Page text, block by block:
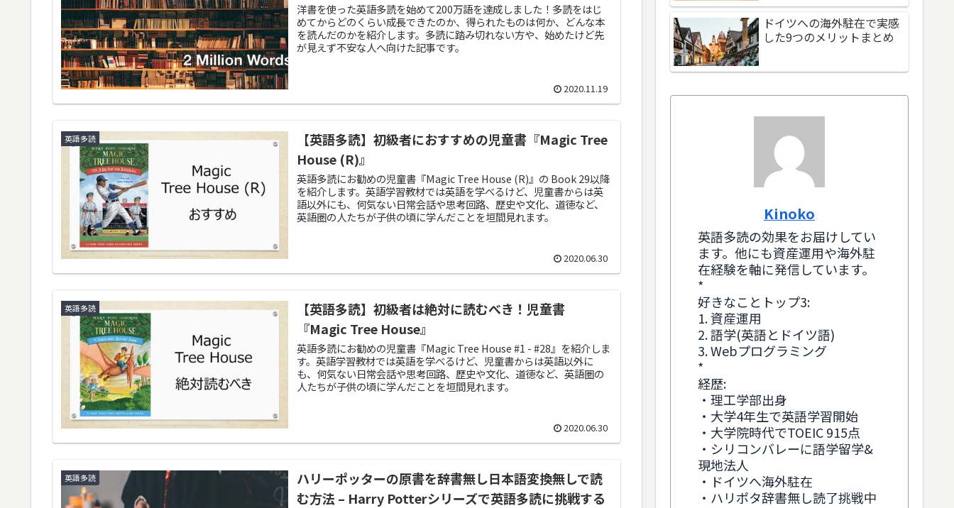
洋書を使った英語多読を始めて200万語を達成しました！多読をはじ
めてからどのくらい成長できたのか、得られたものは何か、どんな本
を読んだのかを紹介します。多読に踏み切れない方や、始めたけど先
が見えず不安な人へ向けた記事です。
2020.11.19
英語多読
【英語多読】初級者におすすめの児童書『Magic Tree
House (R)』
英語多読にお勧めの児童書『Magic Tree House (R)』の Book 29以降
を紹介します。英語学習教材では英語を学べるけど、児童書からは英
語以外にも、何気ない日常会話や思考回路、歴史や文化、道徳など、
英語圏の人たちが子供の頃に学んだことを垣間見れます。
2020.06.30
英語多読
【英語多読】初級者は絶対に読むべき！児童書
『Magic Tree House』
英語多読にお勧めの児童書『Magic Tree House #1 - #28』を紹介しま
す。英語学習教材では英語を学べるけど、児童書からは英語以外に
も、何気ない日常会話や思考回路、歴史や文化、道徳など、英語圏の
人たちが子供の頃に学んだことを垣間見れます。
2020.06.30
英語多読
ハリーポッターの原書を辞書無し日本語変換無しで読
む方法 – Harry Potterシリーズで英語多読に挑戦する
ドイツへの海外駐在で実感
した9つのメリットまとめ
Kinoko
英語多読の効果をお届けしてい
ます。他にも資産運用や海外駐
在経験を軸に発信しています。
*
好きなことトップ3:
1. 資産運用
2. 語学(英語とドイツ語)
3. Webプログラミング
*
経歴:
・理工学部出身
・大学4年生で英語学習開始
・大学院時代でTOEIC 915点
・シリコンバレーに語学留学&
現地法人
・ドイツへ海外駐在
・ハリポタ辞書無し読了挑戦中